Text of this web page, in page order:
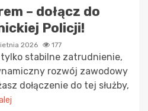
– dołącz do
Policji!
2026 177
stabilne zatrudnienie,
rozwój zawodowy
dołączenie do tej służby,